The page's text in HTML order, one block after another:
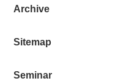
Archive
Sitemap
Seminar
すが、再開します。
ブログのカテゴリー整
エントリーを読み返す